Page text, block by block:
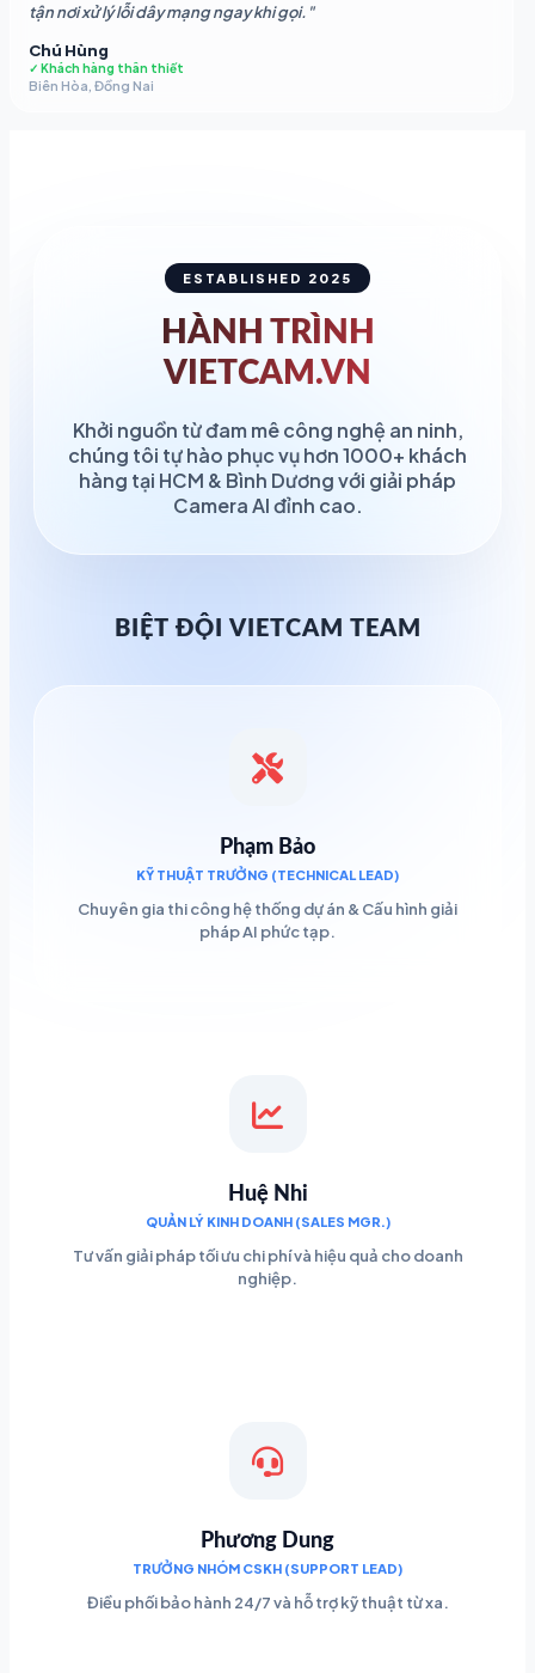
tận nơi xử lý lỗi dây mạng ngay khi gọi."
Chú Hùng
✓ Khách hàng thân thiết
Biên Hòa, Đồng Nai
ESTABLISHED 2025
HÀNH TRÌNH
VIETCAM.VN
Khởi nguồn từ đam mê công nghệ an ninh,
chúng tôi tự hào phục vụ hơn 1000+ khách
hàng tại HCM & Bình Dương với giải pháp
Camera AI đỉnh cao.
BIỆT ĐỘI VIETCAM TEAM
Phạm Bảo
KỸ THUẬT TRƯỞNG (TECHNICAL LEAD)
Chuyên gia thi công hệ thống dự án & Cấu hình giải
pháp AI phức tạp.
Huệ Nhi
QUẢN LÝ KINH DOANH (SALES MGR.)
Tư vấn giải pháp tối ưu chi phí và hiệu quả cho doanh
nghiệp.
Phương Dung
TRƯỞNG NHÓM CSKH (SUPPORT LEAD)
Điều phối bảo hành 24/7 và hỗ trợ kỹ thuật từ xa.